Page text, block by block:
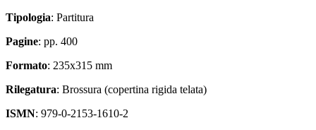
Tipologia: Partitura
Pagine: pp. 400
Formato: 235x315 mm
Rilegatura: Brossura (copertina rigida telata)
ISMN: 979-0-2153-1610-2